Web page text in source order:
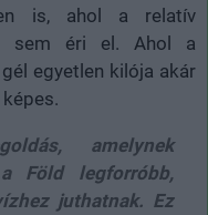
is, ahol a relatív
sem éri el. Ahol a
egyetlen kilója akár
amelynek
Föld legforróbb,
juthatnak. Ez